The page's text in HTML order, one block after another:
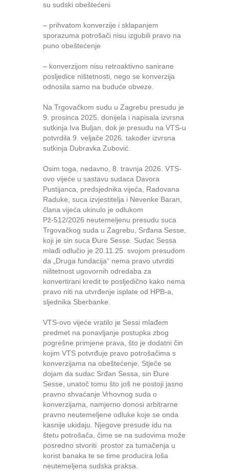
su sudski obeštećeni
– prihvatom konverzije i sklapanjem
sporazuma potrošači nisu izgubili pravo na
puno obeštećenje
– konverzijom nisu retroaktivno sanirane
posljedice ništetnosti, nego se konverzija
odnosila samo na buduće obveze.
Na Trgovačkom sudu u Zagrebu presudu je
9. prosinca 2025. donijela i napisala izvrsna
sutkinja Iva Buljan, dok je presudu na VTS-u
potvrdila 9. veljače 2026. također izvrsna
sutkinja Dubravka Zubović.
Osim toga, nedavno, 8. travnja 2026. VTS-
ovo vijeće u sastavu sudaca Davora
Pustijanca, predsjednika vijeća, Radovana
Raduke, suca izvjestitelja i Nevenke Baran,
člana vijeća ukinulo je odlukom
Pž-512/2026 neutemeljenu presudu suca
Trgovačkog suda u Zagrebu, Srđana Sesse,
koji je sin suca Đure Sesse. Sudac Sessa
mlađi odlučio je 20.11.25. svojom presudom
da „Druga fundacija“ nema pravo utvrditi
ništetnost ugovornih odredaba za
konvertirani kredit te posljedično kako nema
pravo niti na utvrđenje isplate od HPB-a,
sljednika Sberbanke.
VTS-ovo vijeće vratilo je Sessi mlađem
predmet na ponavljanje postupka zbog
pogrešne primjene prava, što je dodatni čin
kojim VTS potvrđuje pravo potrošačima s
konverzijama na obeštećenje. Stječe se
dojam da sudac Srđan Sessa, sin Đure
Sesse, unatoč tomu što još ne postoji jasno
pravno shvaćanje Vrhovnog suda o
konverzijama, namjerno donosi arbitrarne
pravno neutemeljene odluke koje se onda
kasnije ukidaju. Njegove presude idu na
štetu potrošača, čime se na sudovima može
posredno stvoriti prostor za tumačenja u
korist banaka te se time producira loša
neutemeljena sudska praksa.